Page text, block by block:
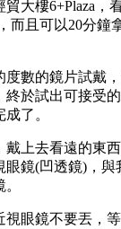
大樓6+Plaza，
而且可以20分鐘
數的鏡片試戴
於試出可接受
了。
上去看遠的東
鏡(凹透鏡)，與
眼鏡不要丟，